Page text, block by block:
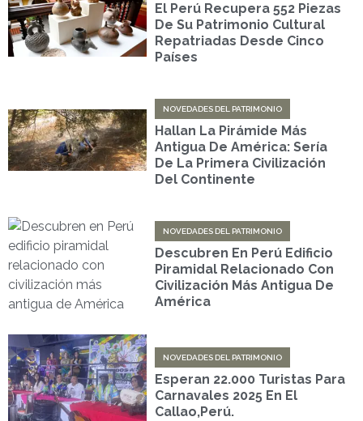
El Perú Recupera 552 Piezas
De Su Patrimonio Cultural
Repatriadas Desde Cinco
Países
NOVEDADES DEL PATRIMONIO
Hallan La Pirámide Más
Antigua De América: Sería
De La Primera Civilización
Del Continente
NOVEDADES DEL PATRIMONIO
Descubren En Perú Edificio
Piramidal Relacionado Con
Civilización Más Antigua De
América
NOVEDADES DEL PATRIMONIO
Esperan 22.000 Turistas Para
Carnavales 2025 En El
Callao,Perú.